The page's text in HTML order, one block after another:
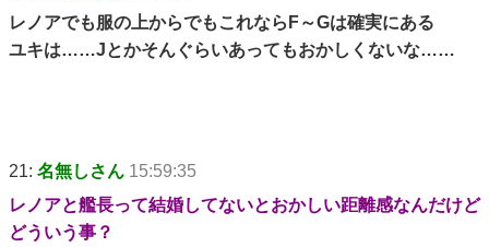
レノアでも服の上からでもこれならF～Gは確実にある
ユキは……Jとかそんぐらいあってもおかしくないな……
21: 名無しさん 15:59:35
レノアと艦長って結婚してないとおかしい距離感なんだけど
どういう事？